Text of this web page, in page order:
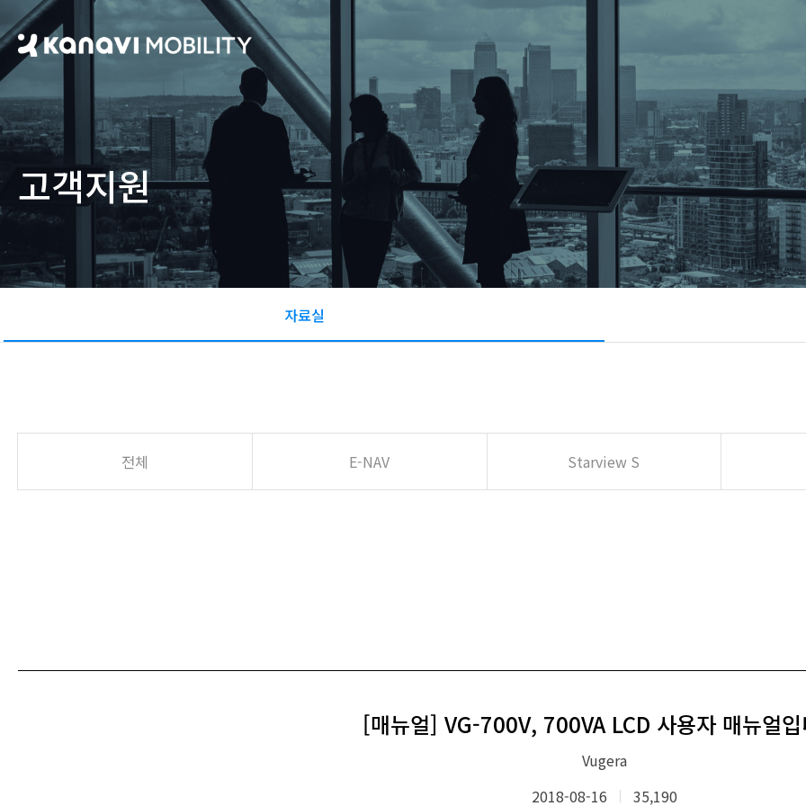
고객지원
자료실
전체 E-NAV Starview S
[매뉴얼] VG-700V, 700VA LCD 사용자 매뉴얼
Vugera
2018-08-16
35,190